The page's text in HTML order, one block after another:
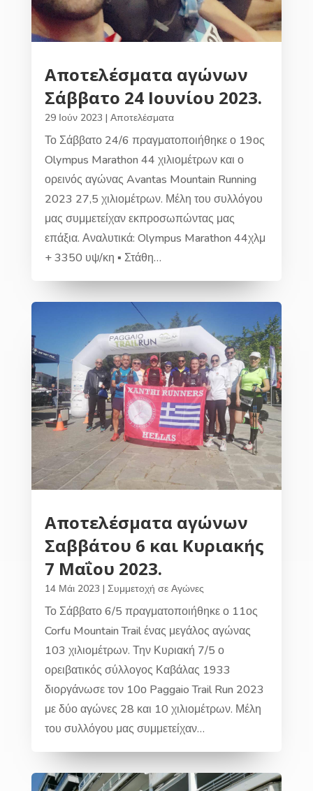
Αποτελέσματα αγώνων
Σάββατο 24 Ιουνίου 2023.
29 Ιούν 2023 | Αποτελέσματα
Το Σάββατο 24/6 πραγματοποιήθηκε ο 19ος
Olympus Marathon 44 χιλιομέτρων και ο
ορεινός αγώνας Avantas Mountain Running
2023 27,5 χιλιομέτρων. Μέλη του συλλόγου
μας συμμετείχαν εκπροσωπώντας μας
επάξια. Αναλυτικά: Olympus Marathon 44χλμ
+ 3350 υψ/κη ▪︎ Στάθη…
Αποτελέσματα αγώνων
Σαββάτου 6 και Κυριακής
7 Μαΐου 2023.
14 Μάι 2023 | Συμμετοχή σε Αγώνες
Το Σάββατο 6/5 πραγματοποιήθηκε ο 11ος
Corfu Mountain Trail ένας μεγάλος αγώνας
103 χιλιομέτρων. Την Κυριακή 7/5 ο
ορειβατικός σύλλογος Καβάλας 1933
διοργάνωσε τον 10ο Paggaio Trail Run 2023
με δύο αγώνες 28 και 10 χιλιομέτρων. Μέλη
του συλλόγου μας συμμετείχαν…